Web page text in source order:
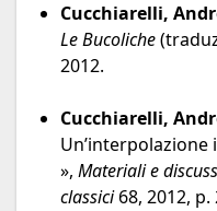
Cucchiarelli,
LeBucoliche
2012.
Cucchiarelli,
Un’interpolazione
», Materiali e
classici68, 2012, p.